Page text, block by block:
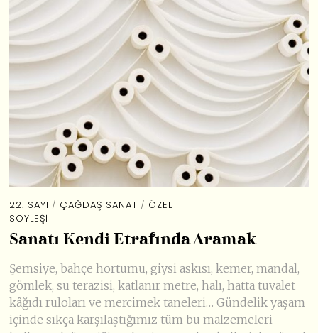
22. SAYI / ÇAĞDAŞ SANAT / ÖZEL
SÖYLEŞI
Sanatı Kendi Etrafında Aramak
Şemsiye, bahçe hortumu, giysi askısı, kemer, mandal,
gömlek, su terazisi, katlanır metre, halı, hatta tuvalet
kâğıdı ruloları ve mercimek taneleri… Gündelik yaşam
içinde sıkça karşılaştığımız tüm bu malzemeleri